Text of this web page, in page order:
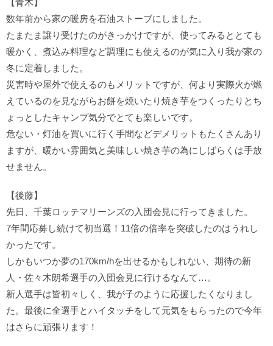
【青木】
数年前から家の暖房を石油ストーブにしました。
たまたま譲り受けたのがきっかけですが、使ってみるととても
暖かく、煮込み料理など調理にも使えるのが気に入り我が家の
冬に定着しました。
災害時や屋外で使えるのもメリットですが、何より実際火が燃
えているのを見ながらお餅を焼いたり焼き芋をつくったりとち
ょっとしたキャンプ気分でとても楽しいです。
危ない・灯油を買いに行く手間などデメリットもたくさんあり
ますが、暖かい雰囲気と美味しい焼き芋の為にしばらくは手放
せません。
【後藤】
先日、千葉ロッテマリーンズの入団会見に行ってきました。
7年間応募し続けて初当選！11倍の倍率を突破したのはうれし
かったです。
しかもいつか夢の170km/hを出せるかもしれない、期待の新
人・佐々木朗希選手の入団会見に行けるなんて…。
新人選手は皆初々しく、我が子のように応援したくなりまし
た。最後に全選手とハイタッチをして元気をもらったので今年
はさらに頑張ります！